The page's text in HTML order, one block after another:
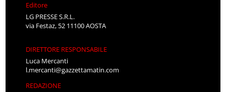
Editore
LG PRESSE S.R.L.
via Festaz, 52 11100 AOSTA
DIRETTORE RESPONSABILE
Luca Mercanti
l.mercanti@gazzettamatin.com
REDAZIONE